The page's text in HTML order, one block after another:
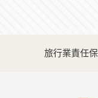
旅行業責任